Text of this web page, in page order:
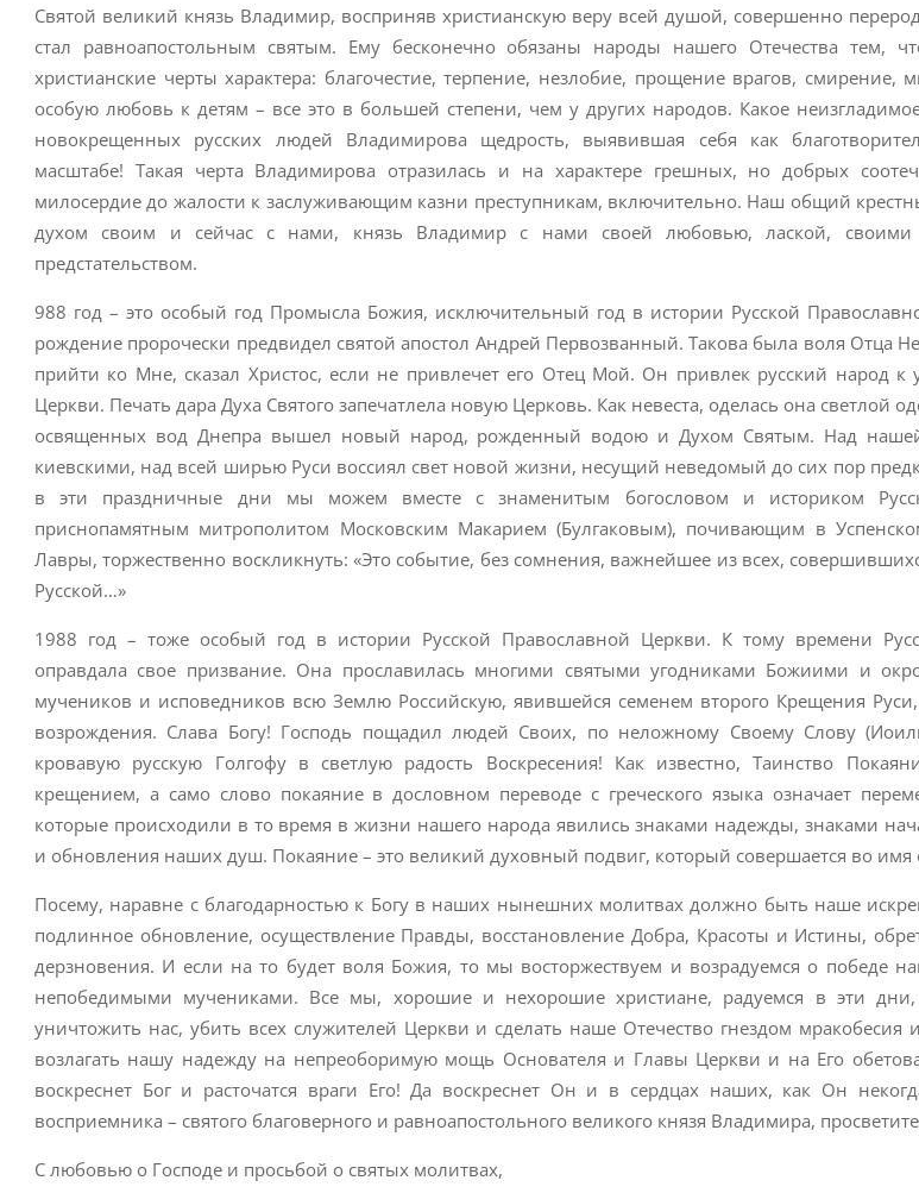
Святой великий князь Владимир, восприняв христианскую веру всей душой, совершенно
стал равноапостольным святым. Ему бесконечно обязаны народы нашего Отечества тем,
христианские черты характера: благочестие, терпение, незлобие, прощение врагов, смирение,
особую любовь к детям – все это в большей степени, чем у других народов. Какое
новокрещенных русских людей Владимирова щедрость, выявившая себя как
масштабе! Такая черта Владимирова отразилась и на характере грешных, но добрых
милосердие до жалости к заслуживающим казни преступникам, включительно. Наш общий
духом своим и сейчас с нами, князь Владимир с нами своей любовью, лаской, своими
предстательством.
988 год – это особый год Промысла Божия, исключительный год в истории Русской
рождение пророчески предвидел святой апостол Андрей Первозванный. Такова была воля Отца
прийти ко Мне, сказал Христос, если не привлечет его Отец Мой. Он привлек русский народ к
Церкви. Печать дара Духа Святого запечатлела новую Церковь. Как невеста, оделась она светлой
освященных вод Днепра вышел новый народ, рожденный водою и Духом Святым. Над
киевскими, над всей ширью Руси воссиял свет новой жизни, несущий неведомый до сих пор
в эти праздничные дни мы можем вместе с знаменитым богословом и историком
приснопамятным митрополитом Московским Макарием (Булгаковым), почивающим в
Лавры, торжественно воскликнуть: «Это событие, без сомнения, важнейшее из всех,
Русской…»
1988 год – тоже особый год в истории Русской Православной Церкви. К тому времени
оправдала свое призвание. Она прославилась многими святыми угодниками Божиими и
мучеников и исповедников всю Землю Российскую, явившейся семенем второго Крещения Руси,
возрождения. Слава Богу! Господь пощадил людей Своих, по неложному Своему Слову
кровавую русскую Голгофу в светлую радость Воскресения! Как известно, Таинство
крещением, а само слово покаяние в дословном переводе с греческого языка означает
которые происходили в то время в жизни нашего народа явились знаками надежды, знаками
и обновления наших душ. Покаяние – это великий духовный подвиг, который совершается во
Посему, наравне с благодарностью к Богу в наших нынешних молитвах должно быть наше
подлинное обновление, осуществление Правды, восстановление Добра, Красоты и Истины,
дерзновения. И если на то будет воля Божия, то мы восторжествуем и возрадуемся о победе
непобедимыми мучениками. Все мы, хорошие и нехорошие христиане, радуемся в эти дни,
уничтожить нас, убить всех служителей Церкви и сделать наше Отечество гнездом
возлагать нашу надежду на непреоборимую мощь Основателя и Главы Церкви и на Его
воскреснет Бог и расточатся враги Его! Да воскреснет Он и в сердцах наших, как Он
восприемника – святого благоверного и равноапостольного великого князя Владимира,
С любовью о Господе и просьбой о святых молитвах,